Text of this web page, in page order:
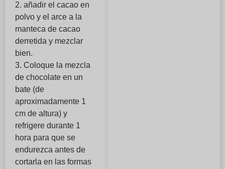
2. añadir el cacao en
polvo y el arce a la
manteca de cacao
derretida y mezclar
bien.
3. Coloque la mezcla
de chocolate en un
bate (de
aproximadamente 1
cm de altura) y
refrigere durante 1
hora para que se
endurezca antes de
cortarla en las formas